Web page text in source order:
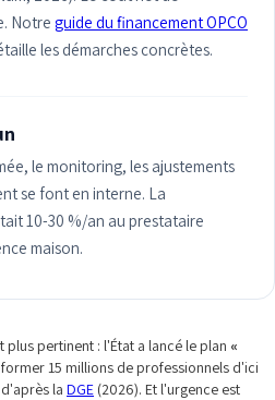
Notre guide du financement OPCO
les démarches concrètes.
le monitoring, les ajustements
se font en interne. La
10-30 %/an au prestataire
maison.
pertinent : l'État a lancé le plan «
15 millions de professionnels d'ici
la DGE (2026). Et l'urgence est